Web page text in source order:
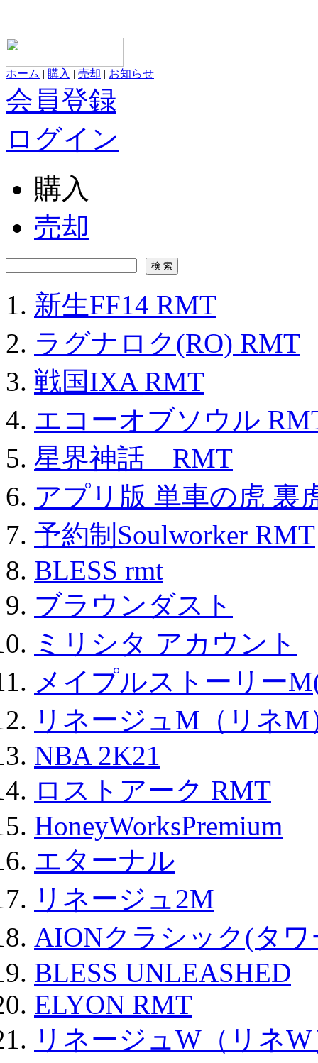
ホーム | 購入 | 売却 | お知らせ
会員登録
ログイン
購入
売却
新生FF14 RMT
ラグナロク(RO) RMT
戦国IXA RMT
エコーオブソウル
星界神話 RMT
アプリ版 単車の虎 裏
予約制Soulworker RMT
BLESS rmt
ブラウンダスト
ミリシタ アカウント
メイプルストーリー
リネージュM（リネM
NBA 2K21
ロストアーク RMT
HoneyWorksPremium
エターナル
リネージュ2M
AIONクラシック(タ
BLESS UNLEASHED
ELYON RMT
リネージュW（リネ